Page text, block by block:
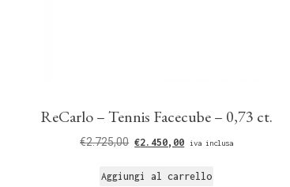
ReCarlo – Tennis Facecube – 0,73 ct.
€2.725,00 €2.450,00 iva inclusa
Aggiungi al carrello